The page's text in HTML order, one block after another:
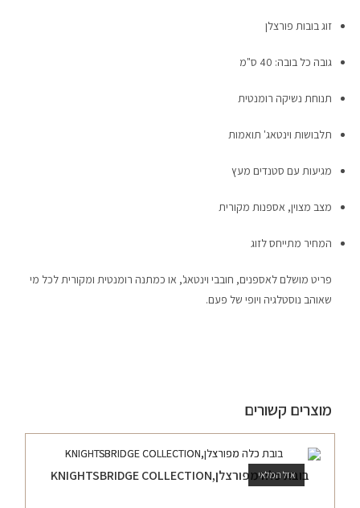
זוג בובות פורצלן
גובה כל בובה: 40 ס"מ
תנוחת נשיקה רומנטית
תלבושות וינטאג' תואמות
מגיעות עם סטנדים מעץ
מצב מצוין, אספנות מקורית
המחיר מתייחס לזוג
פריט מושלם לאספנים, חובבי וינטאג', או כמתנה רומנטית ומקורית לכל מי
שאוהב נוסטלגיה ויופי של פעם.
מוצרים קשורים
אזל המלאי
בובת כלה מפורצלן,KNIGHTSBRIDGE COLLECTION